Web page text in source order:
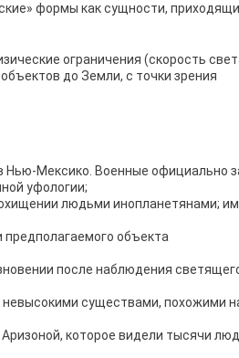
формы как сущности,
ограничения (скорость
до Земли, с точки зрения
Нью-Мексико. Военные официально
уфологии;
людьми инопланетянами;
объекта
после наблюдения
существами, похожими
которое видели тысячи